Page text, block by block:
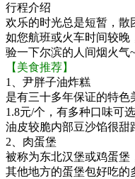
行程介绍
欢乐的时光总是短暂，散
如您航班或火车时间较晚
验一下尔滨的人间烟火气
【美食推荐】
1、尹胖子油炸糕
是有三十多年保证的特色
1.8元/个，有多种口味可
油皮较脆内部豆沙馅很甜
2、肉蛋堡
被称为东北汉堡或鸡蛋堡
其他地方的蛋堡包好吃的